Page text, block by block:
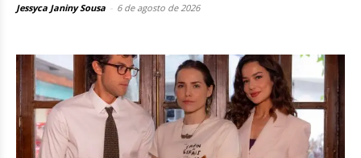
Jessyca Janiny Sousa 6 de agosto de 2026